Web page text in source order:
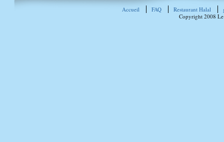
Accueil FAQ Restaurant Halal
Copyright 2008